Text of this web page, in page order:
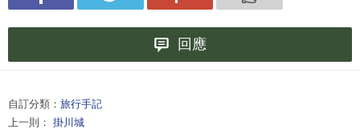
回應
自訂分類： 旅行手記
上一則： 掛川城